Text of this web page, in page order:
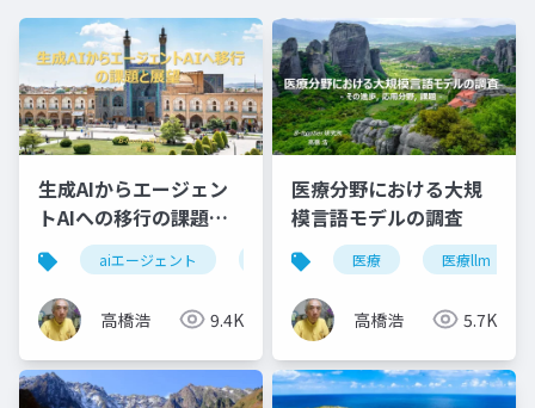
生成AIからエージェン
トAIへの移行の課題と
展望
aiエージェント エージェントai 自律性
高橋浩 9.4K
医療分野における大規
模言語モデルの調査
医療 医療llm
高橋浩 5.7K